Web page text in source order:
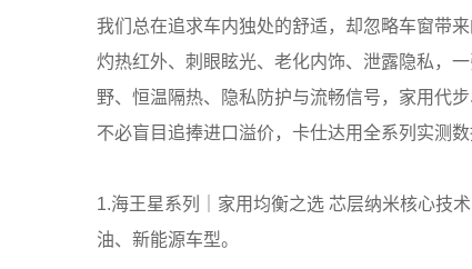
我们总在追求车内独处的舒适，却忽略车窗带来
灼热红外、刺眼眩光、老化内饰、泄露隐私，
野、恒温隔热、隐私防护与流畅信号，家用代
不必盲目追捧进口溢价，卡仕达用全系列实测
1.海王星系列｜家用均衡之选 芯层纳米核心技
油、新能源车型。